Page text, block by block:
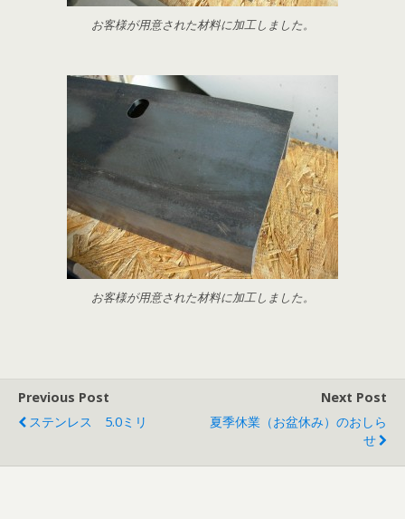
お客様が用意された材料に加工しました。
お客様が用意された材料に加工しました。
Previous Post
ステンレス 5.0ミリ
Next Post
夏季休業（お盆休み）のおしら
せ